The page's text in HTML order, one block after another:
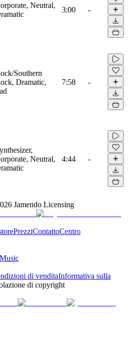
Neutral,
3:00 -
Southern
Dramatic,
7:58 -
Neutral,
4:44 -
Jamendo Licensing
PrezziContattoCentro
di venditaInformativa sulla
di copyright